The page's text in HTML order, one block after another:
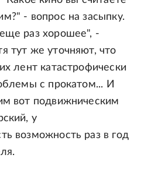
- вопрос на засыпку.
раз хорошее", -
тут же уточняют, что
лент катастрофически
с прокатом... И
вот подвижническим
у
возможность раз в год